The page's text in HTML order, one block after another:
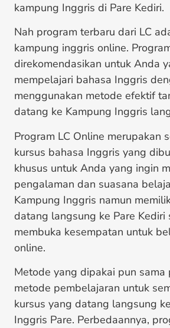
kampung Inggris di Pare Kediri.
Nah program terbaru dari LC
kampung inggris online.
direkomendasikan untuk Anda
mempelajari bahasa Inggris
menggunakan metode efektif
datang ke Kampung Inggris
Program LC Online merupakan
kursus bahasa Inggris yang
khusus untuk Anda yang ingin
pengalaman dan suasana
Kampung Inggris namun
datang langsung ke Pare Kediri
membuka kesempatan untuk
online.
Metode yang dipakai pun sama
metode pembelajaran untuk
kursus yang datang langsung
Inggris Pare. Perbedaannya,